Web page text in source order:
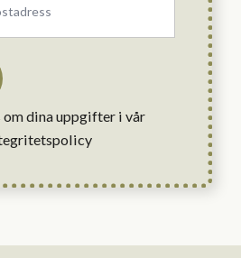
dina uppgifter i vår